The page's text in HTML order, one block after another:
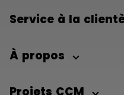
Service à la
À propos
Projets CCM